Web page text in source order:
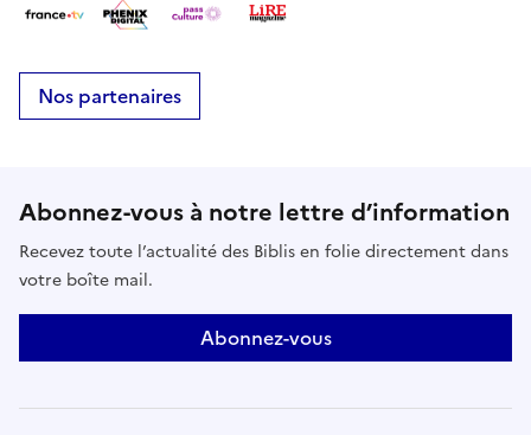
Nos partenaires
Abonnez-vous à notre lettre d’information
Recevez toute l’actualité des Biblis en folie directement dans
votre boîte mail.
Abonnez-vous